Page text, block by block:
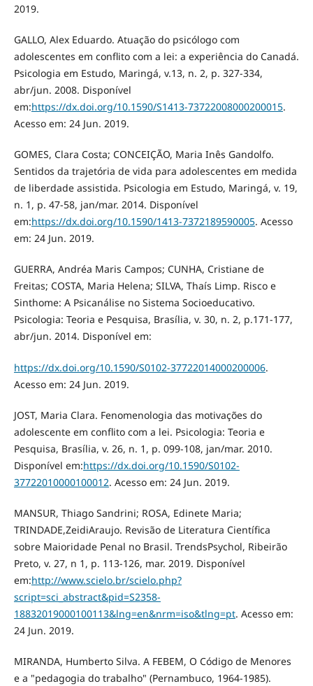
2019.
GALLO, Alex Eduardo. Atuação do psicólogo com
adolescentes em conflito com a lei: a experiência do Canadá.
Psicologia em Estudo, Maringá, v.13, n. 2, p. 327-334,
abr/jun. 2008. Disponível
em:https://dx.doi.org/10.1590/S1413-73722008000200015.
Acesso em: 24 Jun. 2019.
GOMES, Clara Costa; CONCEIÇÃO, Maria Inês Gandolfo.
Sentidos da trajetória de vida para adolescentes em medida
de liberdade assistida. Psicologia em Estudo, Maringá, v. 19,
n. 1, p. 47-58, jan/mar. 2014. Disponível
em:https://dx.doi.org/10.1590/1413-7372189590005. Acesso
em: 24 Jun. 2019.
GUERRA, Andréa Maris Campos; CUNHA, Cristiane de
Freitas; COSTA, Maria Helena; SILVA, Thaís Limp. Risco e
Sinthome: A Psicanálise no Sistema Socioeducativo.
Psicologia: Teoria e Pesquisa, Brasília, v. 30, n. 2, p.171-177,
abr/jun. 2014. Disponível em:
https://dx.doi.org/10.1590/S0102-37722014000200006.
Acesso em: 24 Jun. 2019.
JOST, Maria Clara. Fenomenologia das motivações do
adolescente em conflito com a lei. Psicologia: Teoria e
Pesquisa, Brasília, v. 26, n. 1, p. 099-108, jan/mar. 2010.
Disponível em:https://dx.doi.org/10.1590/S0102-
37722010000100012. Acesso em: 24 Jun. 2019.
MANSUR, Thiago Sandrini; ROSA, Edinete Maria;
TRINDADE,ZeidiAraujo. Revisão de Literatura Científica
sobre Maioridade Penal no Brasil. TrendsPsychol, Ribeirão
Preto, v. 27, n 1, p. 113-126, mar. 2019. Disponível
em:http://www.scielo.br/scielo.php?
script=sci_abstract&pid=S2358-
18832019000100113&lng=en&nrm=iso&tlng=pt. Acesso em:
24 Jun. 2019.
MIRANDA, Humberto Silva. A FEBEM, O Código de Menores
e a "pedagogia do trabalho" (Pernambuco, 1964-1985).